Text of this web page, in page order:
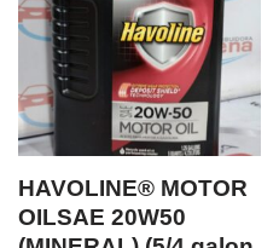
HAVOLINE® MOTOR
OILSAE 20W50